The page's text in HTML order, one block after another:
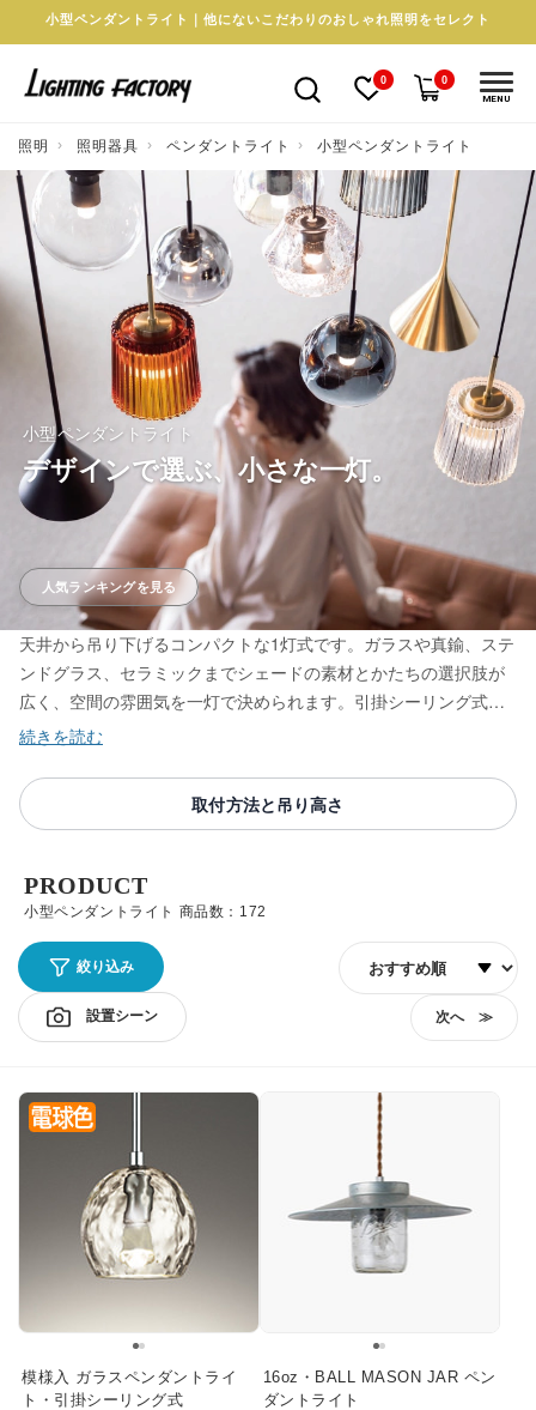
小型ペンダントライト｜他にないこだわりのおしゃれ照明をセレクト
0 0
MENU
照明 照明器具 ペンダントライト 小型ペンダントライト
人気ランキングを見る
小型ペンダントライト
デザインで選ぶ、小さな一灯。
天井から吊り下げるコンパクトな1灯式です。ガラスや真鍮、ステ
ンドグラス、セラミックまでシェードの素材とかたちの選択肢が
広く、空間の雰囲気を一灯で決められます。引掛シーリング式な
ら天井の配線器具に差し込んでひねるだけで取り付けられ、玄関
数を等間隔に並べて使えます。吊り高さと灯数のバランスまで照
明士が確かめて厳選しています。
取付方法と吊り高さ
小型ペンダントライト 商品数：172
PRODUCT
絞り込み
設置シーン
並び順
次へ ≫
模様入 ガラスペンダントライ
ト・引掛シーリング式
16oz・BALL MASON JAR ペン
ダントライト